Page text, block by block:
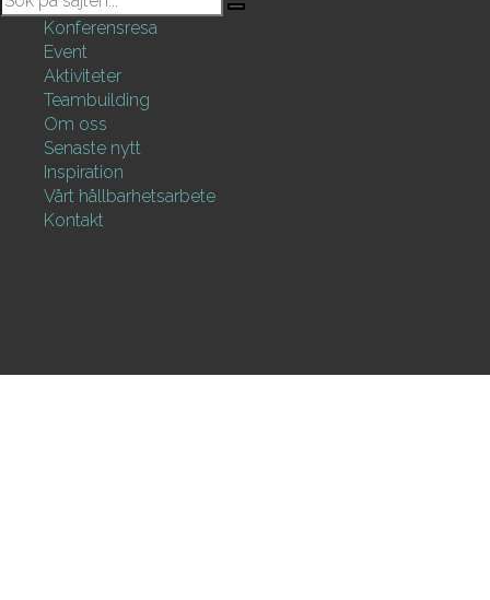
Konferensresa
Event
Aktiviteter
Teambuilding
Om oss
Senaste nytt
Inspiration
Vårt hållbarhetsarbete
Kontakt